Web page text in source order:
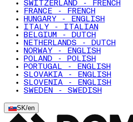
SWITZERLAND - FRENCH
FRANCE - FRENCH
HUNGARY - ENGLISH
ITALY - ITALIAN
BELGIUM - DUTCH
NETHERLANDS - DUTCH
NORWAY - ENGLISH
POLAND - POLISH
PORTUGAL - ENGLISH
SLOVAKIA - ENGLISH
SLOVENIA - ENGLISH
SWEDEN - SWEDISH
SK/en